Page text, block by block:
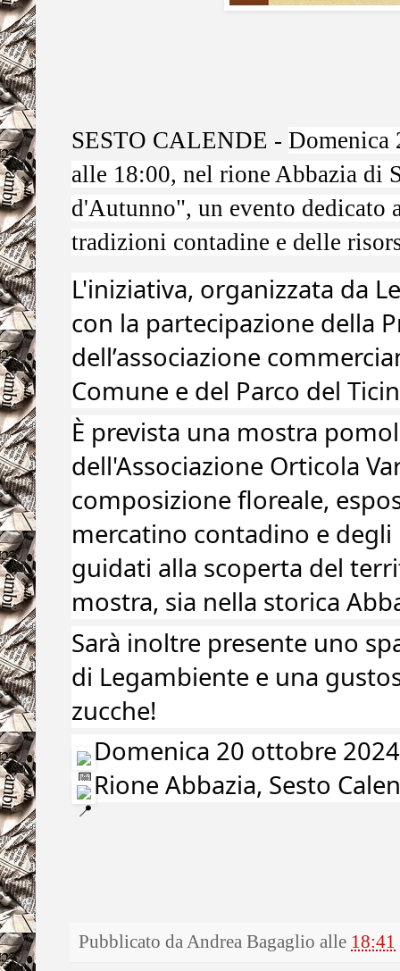
SESTO CALENDE - Domenica
alle 18:00, nel rione Abbazia di
d'Autunno", un evento dedicato
tradizioni contadine e delle
L'iniziativa, organizzata da
con la partecipazione della
dell’associazione
Comune e del Parco del
È prevista una mostra
dell'Associazione Orticola
composizione floreale,
mercatino contadino e
guidati alla scoperta del
mostra, sia nella storica
Sarà inoltre presente uno
di Legambiente e una
zucche!
Domenica 20 ottobre
Rione Abbazia, Sesto
Pubblicato daAndrea Bagaglio alle 18:41